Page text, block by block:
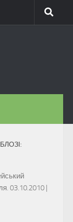
03.10.2010 |